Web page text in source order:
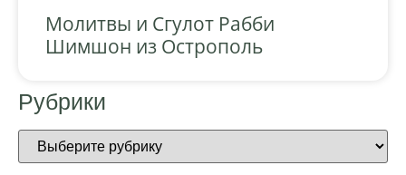
Молитвы и Сгулот Рабби
Шимшон из Острополь
Рубрики